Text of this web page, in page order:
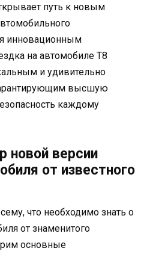
путь к новым
инновационным
на автомобиле T8
и удивительно
высшую
каждому
новой версии
от известного
что необходимо знать о
от знаменитого
основные